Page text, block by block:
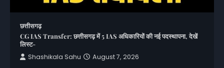
छत्तीसगढ़
CG IAS Transfer: छत्तीसगढ़ में 5 IAS अधिकारियों की नई पदस्थापना, देखें
लिस्ट-
Shashikala Sahu
August 7, 2026